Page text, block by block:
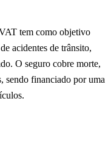
tem como objetivo
acidentes de trânsito,
O seguro cobre morte,
sendo financiado por uma